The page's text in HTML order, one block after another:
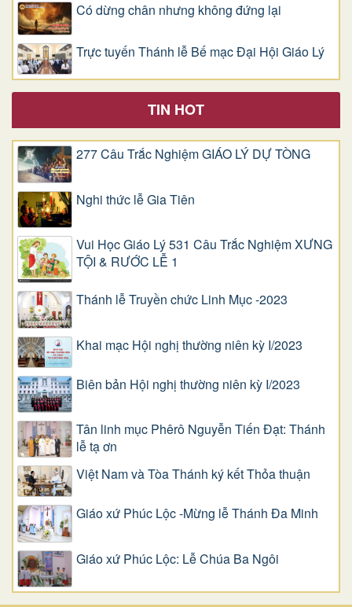
Có dừng chân nhưng không đứng lại
Trực tuyến Thánh lễ Bế mạc Đại Hội Giáo Lý
TIN HOT
277 Câu Trắc Nghiệm GIÁO LÝ DỰ TÒNG
Nghi thức lễ Gia Tiên
Vui Học Giáo Lý 531 Câu Trắc Nghiệm XƯNG
TỘI & RƯỚC LỄ 1
Thánh lễ Truyền chức Linh Mục -2023
Khai mạc Hội nghị thường niên kỳ I/2023
Biên bản Hội nghị thường niên kỳ I/2023
Tân linh mục Phêrô Nguyễn Tiến Đạt: Thánh
lễ tạ ơn
Việt Nam và Tòa Thánh ký kết Thỏa thuận
Giáo xứ Phúc Lộc -Mừng lễ Thánh Đa Minh
Giáo xứ Phúc Lộc: Lễ Chúa Ba Ngôi